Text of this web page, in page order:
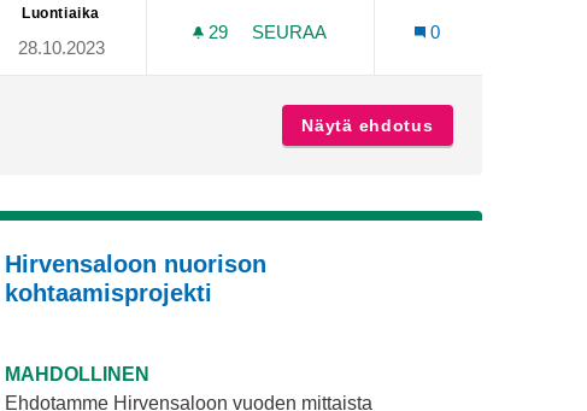
Luontiaika
28.10.2023
29 29 SEURAAJAA
SEURAA
0
Näytä ehdotus
Hirvensaloon nuorison
kohtaamisprojekti
MAHDOLLINEN
Ehdotamme Hirvensaloon vuoden mittaista